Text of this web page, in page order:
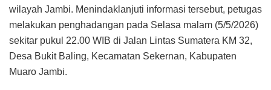
wilayah Jambi. Menindaklanjuti informasi tersebut, petugas
melakukan penghadangan pada Selasa malam (5/5/2026)
sekitar pukul 22.00 WIB di Jalan Lintas Sumatera KM 32,
Desa Bukit Baling, Kecamatan Sekernan, Kabupaten
Muaro Jambi.